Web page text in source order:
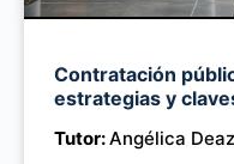
Contratación
estrategias y
Tutor:Angélica